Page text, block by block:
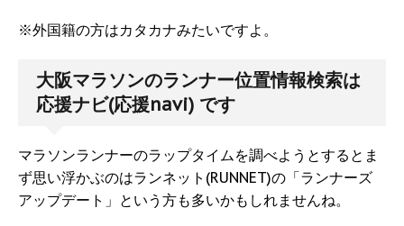
※外国籍の方はカタカナみたいですよ。
大阪マラソンのランナー位置情報検索は
応援ナビ(応援navi) です
マラソンランナーのラップタイムを調べようとするとま
ず思い浮かぶのはランネット(RUNNET)の「ランナーズ
アップデート」という方も多いかもしれませんね。